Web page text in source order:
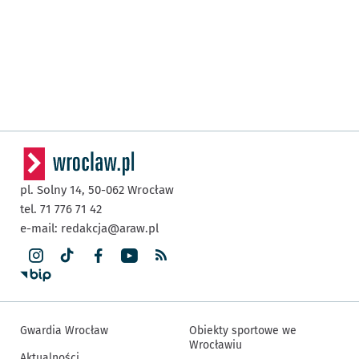
pl. Solny 14, 50-062 Wrocław
tel. 71 776 71 42
e-mail: redakcja@araw.pl
Gwardia Wrocław
Obiekty sportowe we
Wrocławiu